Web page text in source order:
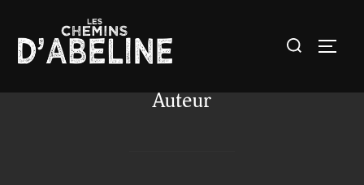
contenu
Rechercher :
Auteur